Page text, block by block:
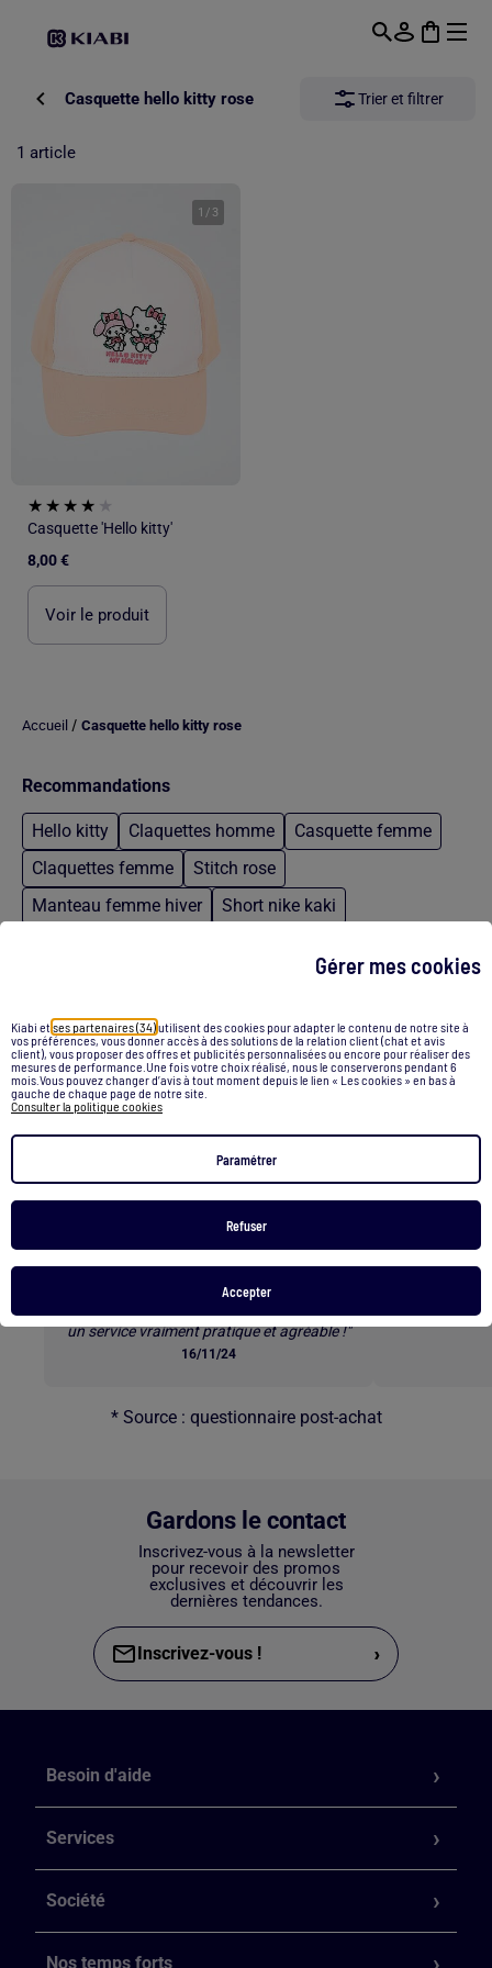
Gérer mes cookies
Kiabi et ses partenaires (34)utilisent des cookies pour adapter le contenu de notre site à
vos préférences, vous donner accès à des solutions de la relation client (chat et avis
client), vous proposer des offres et publicités personnalisées ou encore pour réaliser des
mesures de performance.Une fois votre choix réalisé, nous le conserverons pendant 6
mois.Vous pouvez changer d’avis à tout moment depuis le lien « Les cookies » en bas à
gauche de chaque page de notre site.
Consulter la politique cookies
Paramétrer
Refuser
Accepter
Casquette hello kitty rose Trier et filtrer
1 article
1 / 3
Casquette 'Hello kitty'
8,00 €
Voir le produit
Accueil / Casquette hello kitty rose
Recommandations
Hello kitty Claquettes homme
Casquette femme
Claquettes femme
Stitch rose
Manteau femme hiver
Short nike kaki
Housse de couette stitch
Retour au contenu principal
Les clients parlent de nos
"Commander les tailles qu’on veut à
l’avance et ensuite venir les essayer en
un service vraiment pratique et agréable !"
16/11/24
« Superbes
* Source : questionnaire post-achat
Gardons le contact
Inscrivez-vous à la newsletter
pour recevoir des promos
exclusives et découvrir les
dernières tendances.
Inscrivez-vous ! ›
Besoin d'aide
Services
Société
Nos temps forts